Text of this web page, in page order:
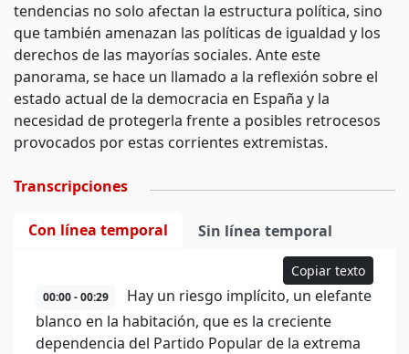
tendencias no solo afectan la estructura política, sino
que también amenazan las políticas de igualdad y los
derechos de las mayorías sociales. Ante este
panorama, se hace un llamado a la reflexión sobre el
estado actual de la democracia en España y la
necesidad de protegerla frente a posibles retrocesos
provocados por estas corrientes extremistas.
Transcripciones
Con línea temporal Sin línea temporal
Copiar texto
00:00 - 00:29
Hay un riesgo implícito, un elefante
blanco en la habitación, que es la creciente
dependencia del Partido Popular de la extrema